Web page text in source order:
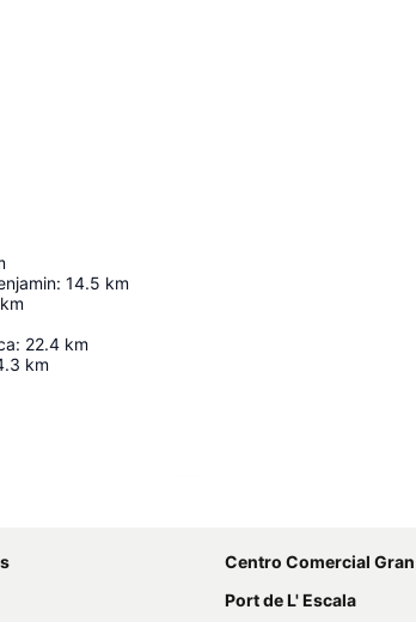
: 14.5 km
km
: 22.4 km
km
Centro Comercial
Port de L' Escala